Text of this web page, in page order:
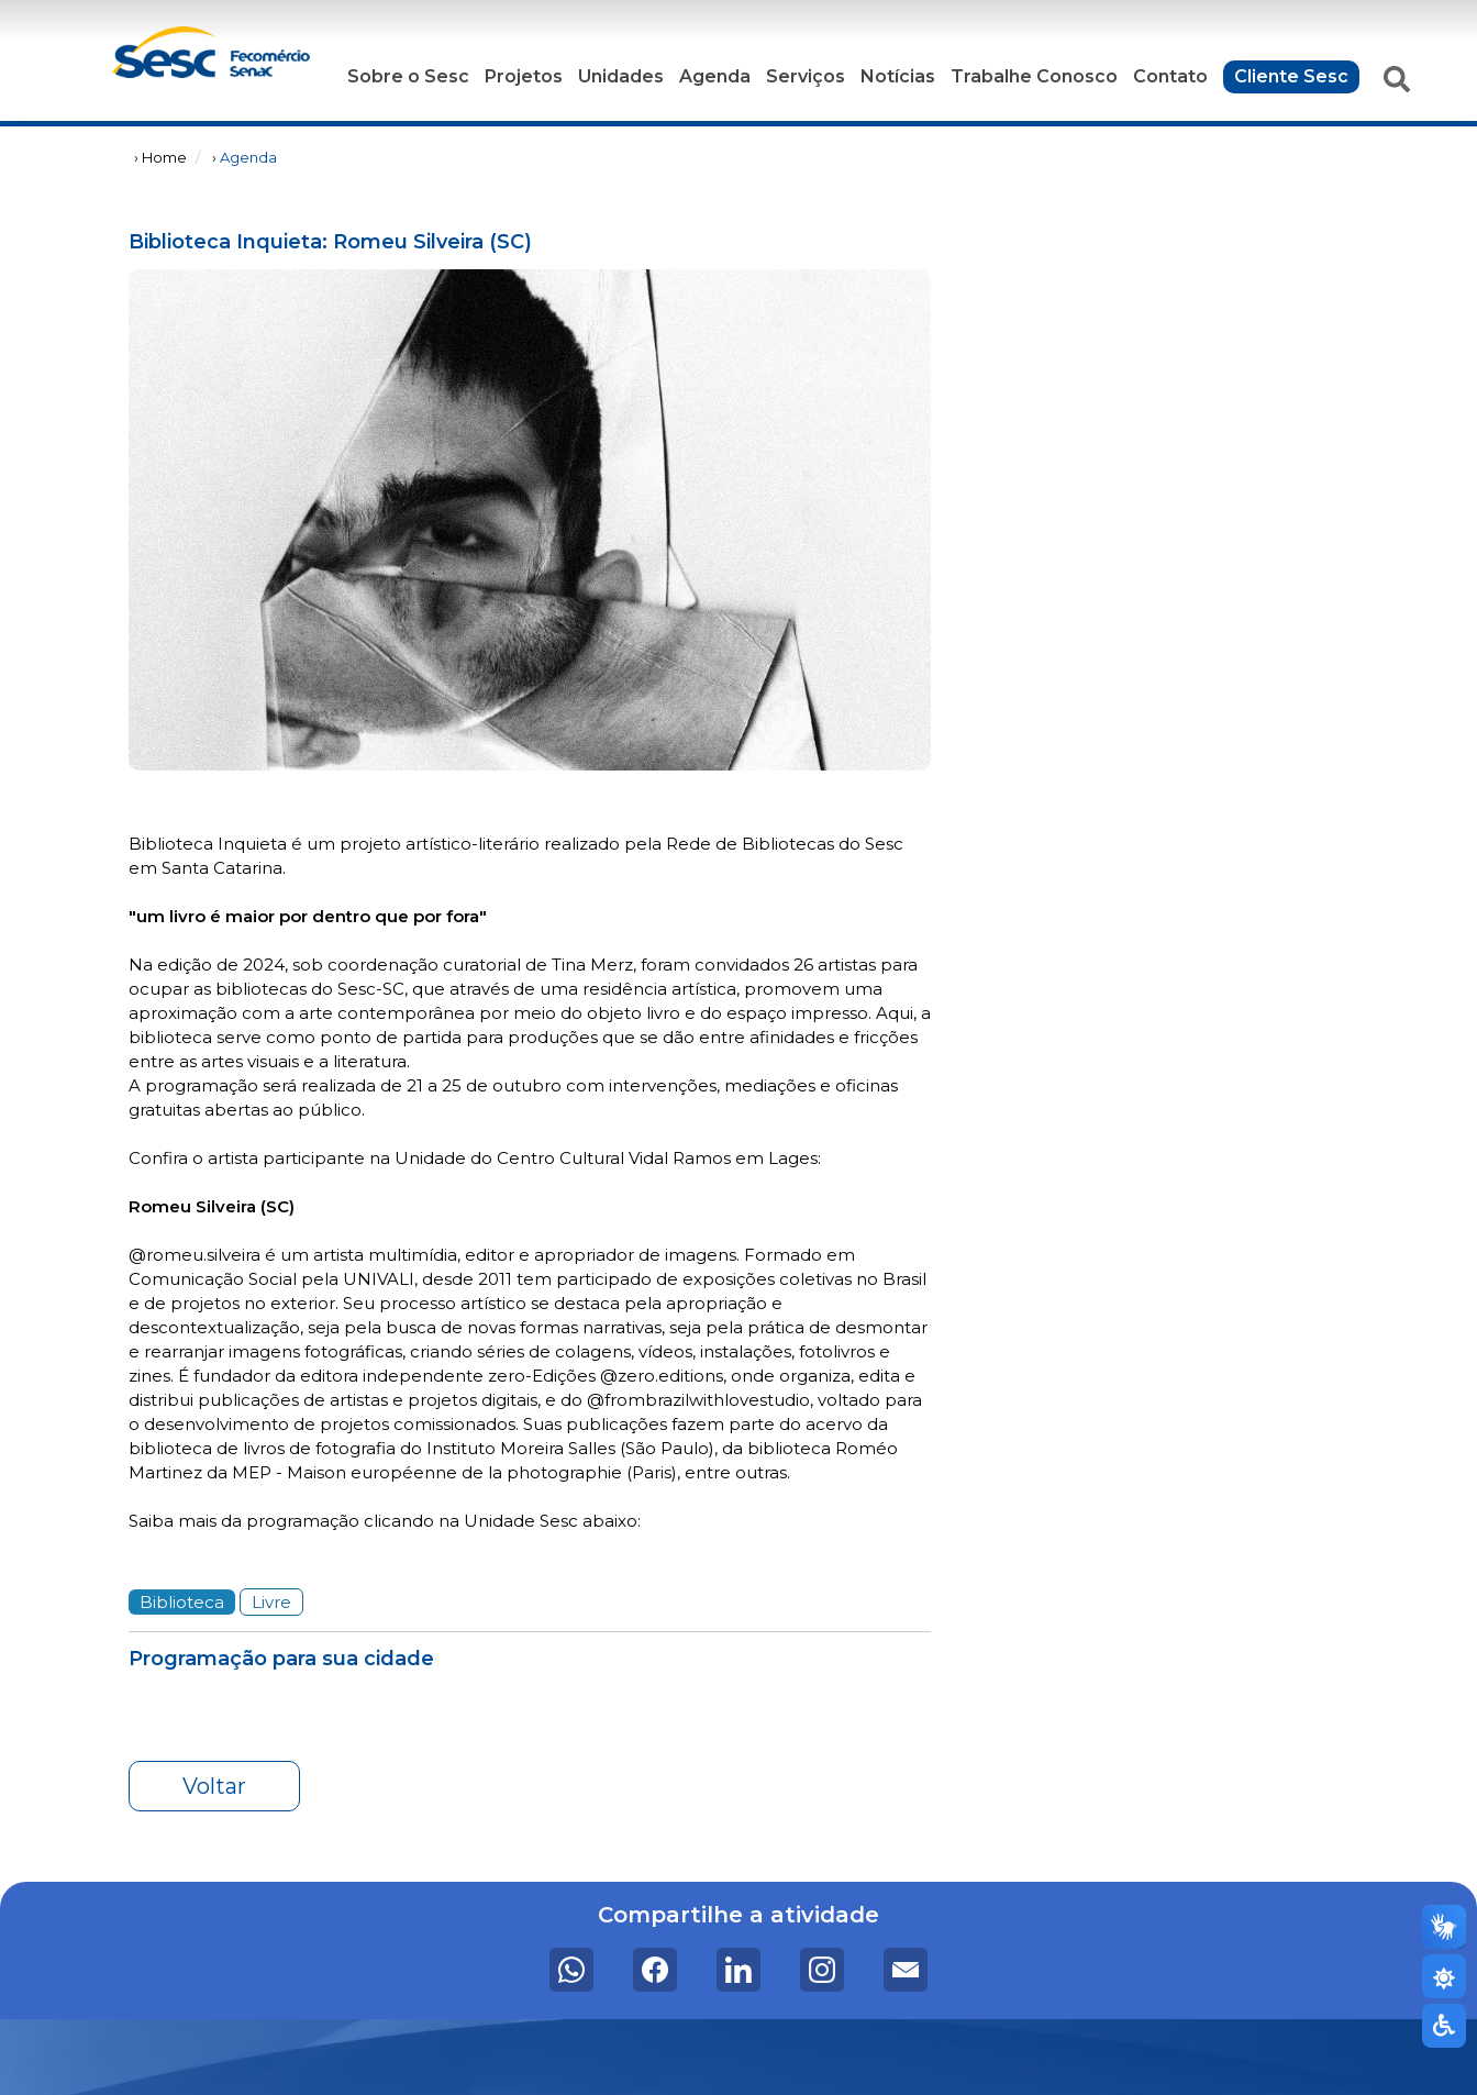
Sobre o Sesc Projetos Unidades Agenda Serviços Notícias Trabalhe Conosco Contato Cliente Sesc
› Home › Agenda
Biblioteca Inquieta: Romeu Silveira (SC)
Biblioteca Inquieta é um projeto artístico-literário realizado pela Rede de Bibliotecas do Sesc
em Santa Catarina.
"um livro é maior por dentro que por fora"
Na edição de 2024, sob coordenação curatorial de Tina Merz, foram convidados 26 artistas para
ocupar as bibliotecas do Sesc-SC, que através de uma residência artística, promovem uma
aproximação com a arte contemporânea por meio do objeto livro e do espaço impresso. Aqui, a
biblioteca serve como ponto de partida para produções que se dão entre afinidades e fricções
entre as artes visuais e a literatura.
A programação será realizada de 21 a 25 de outubro com intervenções, mediações e oficinas
gratuitas abertas ao público.
Confira o artista participante na Unidade do Centro Cultural Vidal Ramos em Lages:
Romeu Silveira (SC)
@romeu.silveira é um artista multimídia, editor e apropriador de imagens. Formado em
Comunicação Social pela UNIVALI, desde 2011 tem participado de exposições coletivas no Brasil
e de projetos no exterior. Seu processo artístico se destaca pela apropriação e
descontextualização, seja pela busca de novas formas narrativas, seja pela prática de desmontar
e rearranjar imagens fotográficas, criando séries de colagens, vídeos, instalações, fotolivros e
zines. É fundador da editora independente zero-Edições @zero.editions, onde organiza, edita e
distribui publicações de artistas e projetos digitais, e do @frombrazilwithlovestudio, voltado para
o desenvolvimento de projetos comissionados. Suas publicações fazem parte do acervo da
biblioteca de livros de fotografia do Instituto Moreira Salles (São Paulo), da biblioteca Roméo
Martinez da MEP - Maison européenne de la photographie (Paris), entre outras.
Saiba mais da programação clicando na Unidade Sesc abaixo:
Biblioteca Livre
Programação para sua cidade
Voltar
Compartilhe a atividade